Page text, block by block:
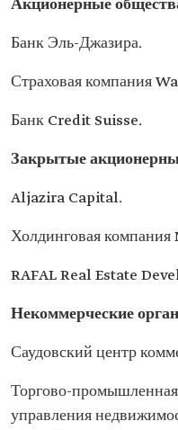
Акционерные
Банк Эль-Джазира.
Страховая компания
Банк Credit Suisse.
Закрытые
Aljazira Capital.
Холдинговая компания
RAFAL Real Estate
Некоммерческие
Саудовский центр
Торгово-
управления